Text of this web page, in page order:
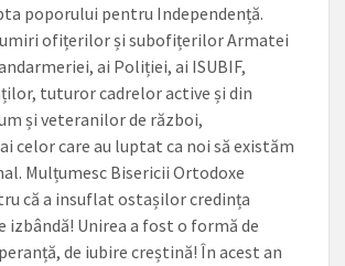
poporului pentru Independență.
ofițerilor și subofițerilor Armatei
ai Poliției, ai ISUBIF,
tuturor cadrelor active și din
și vetera­nilor de război,
ce­lor care au luptat ca noi să exis­tăm
Mulțumesc Bisericii Ortodoxe
că a insuflat ostașilor credința
izbândă! Unirea a fost o formă de
de iubire creștină! În acest an